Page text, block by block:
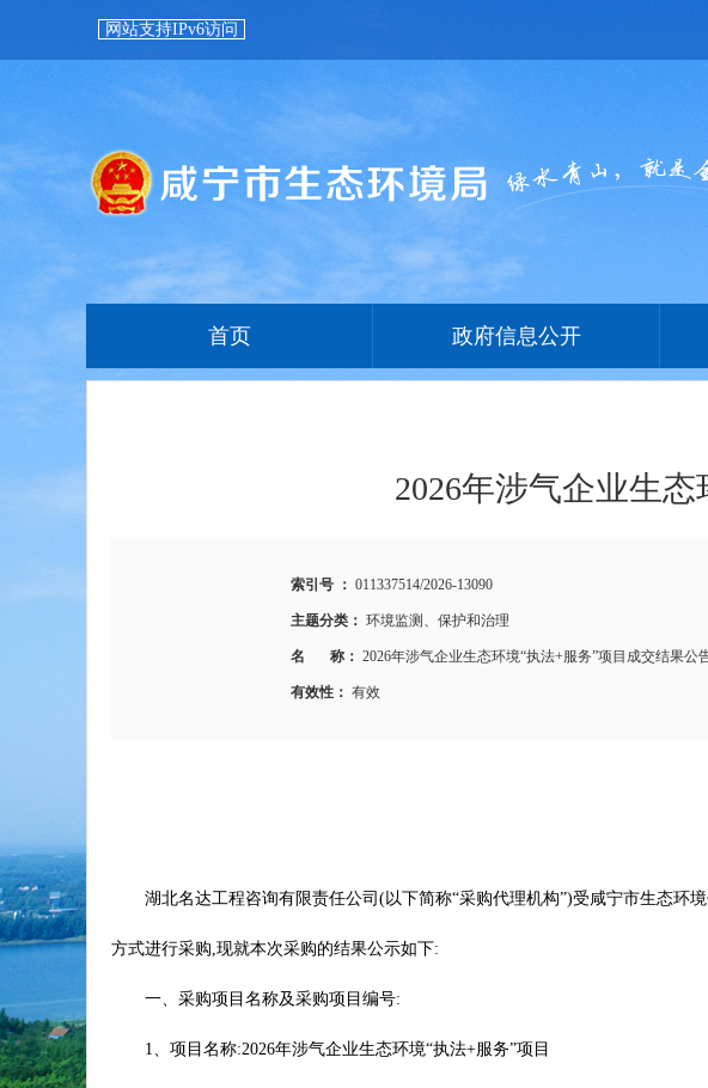
网站支持IPv6访问
首页 政府信息公开
2026年涉气企业生
索引号 ： 011337514/2026-13090
主题分类： 环境监测、保护和治理
名 称： 2026年涉气企业生态环境“执法+服务”项目成交结果公
有效性： 有效
湖北名达工程咨询有限责任公司(以下简称“采购代理机构”)受咸宁市生态环
方式进行采购,现就本次采购的结果公示如下:
一、采购项目名称及采购项目编号:
1、项目名称:2026年涉气企业生态环境“执法+服务”项目